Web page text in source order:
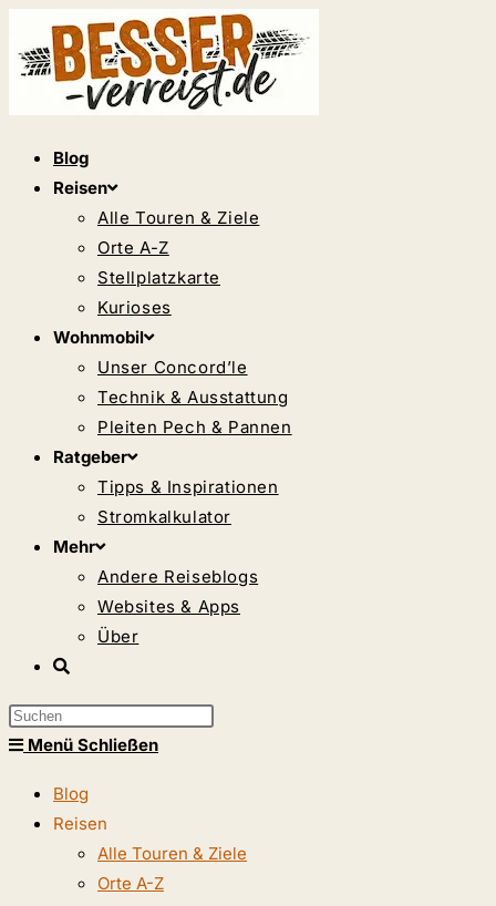
Inhalt
springen
Blog
Reisen
Alle Touren & Ziele
Orte A-Z
Stellplatzkarte
Kurioses
Wohnmobil
Unser Concord’le
Technik & Ausstattung
Pleiten Pech & Pannen
Ratgeber
Tipps & Inspirationen
Stromkalkulator
Mehr
Andere Reiseblogs
Websites & Apps
Über
Website-
umschalten
Press
search
Menü Schließen
Blog
Reisen
Alle Touren & Ziele
Orte A-Z